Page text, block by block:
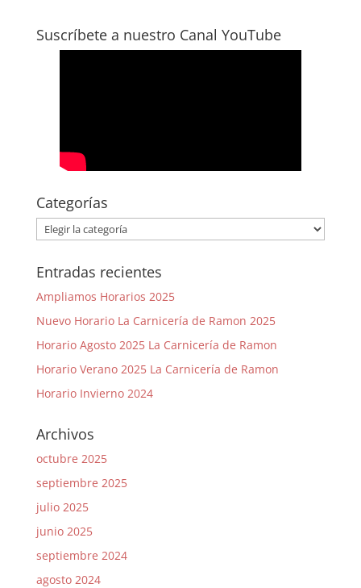
Suscríbete a nuestro Canal YouTube
Categorías
Categorías
Entradas recientes
Ampliamos Horarios 2025
Nuevo Horario La Carnicería de Ramon 2025
Horario Agosto 2025 La Carnicería de Ramon
Horario Verano 2025 La Carnicería de Ramon
Horario Invierno 2024
Archivos
octubre 2025
septiembre 2025
julio 2025
junio 2025
septiembre 2024
agosto 2024